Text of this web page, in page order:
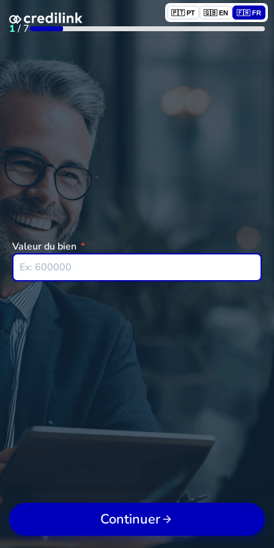
🇵🇹 PT 🇬🇧 EN 🇫🇷 FR
1 / 7
Valeur du bien *
Continuer